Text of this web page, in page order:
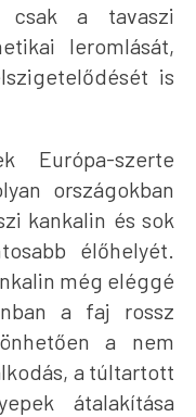
csak a tavaszi
leromlását,
is
Európa-szerte
országokban
kankalin és sok
élőhelyét.
még eléggé
a faj rossz
a nem
a túltartott
átalakítása